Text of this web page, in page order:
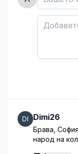
Dimi26
Брава,
народ на